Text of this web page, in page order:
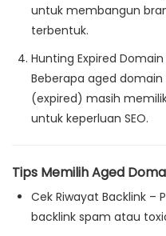
untuk membangun
terbentuk.
Hunting Expired
Beberapa aged
(expired) masih
untuk keperluan SEO.
Tips Memilih Aged
Cek Riwayat Backlink –
backlink spam atau